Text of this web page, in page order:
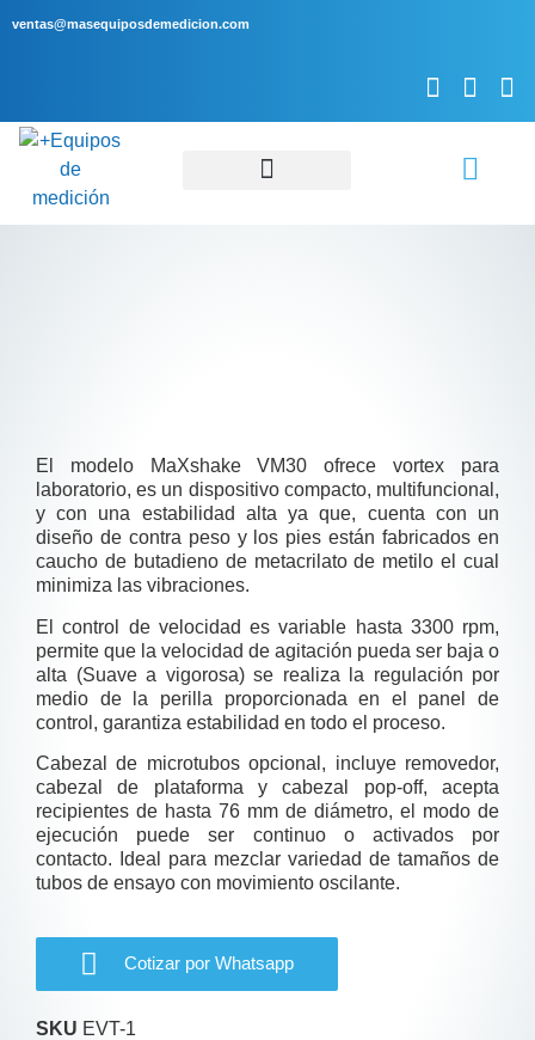
ventas@masequiposdemedicion.com
El modelo MaXshake VM30 ofrece vortex para
laboratorio, es un dispositivo compacto, multifuncional,
y con una estabilidad alta ya que, cuenta con un
diseño de contra peso y los pies están fabricados en
caucho de butadieno de metacrilato de metilo el cual
minimiza las vibraciones.
El control de velocidad es variable hasta 3300 rpm,
permite que la velocidad de agitación pueda ser baja o
alta (Suave a vigorosa) se realiza la regulación por
medio de la perilla proporcionada en el panel de
control, garantiza estabilidad en todo el proceso.
Cabezal de microtubos opcional, incluye removedor,
cabezal de plataforma y cabezal pop-off, acepta
recipientes de hasta 76 mm de diámetro, el modo de
ejecución puede ser continuo o activados por
contacto. Ideal para mezclar variedad de tamaños de
tubos de ensayo con movimiento oscilante.
Cotizar por Whatsapp
SKU EVT-1